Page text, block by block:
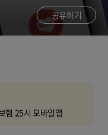
공유하기
험 25시 모바일앱